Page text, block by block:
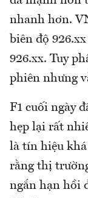
nhanh hơn.
biên độ
926.xx. Tuy
phiên nhưng
F1 cuối ngày
hẹp lại rất
là tín hiệu
rằng thị
ngắn hạn hồi